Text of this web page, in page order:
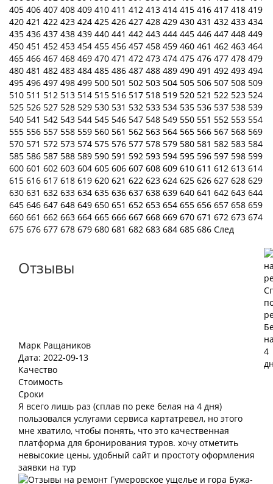
405 406 407 408 409 410 411 412 413 414 415 416 417 418 419
420 421 422 423 424 425 426 427 428 429 430 431 432 433 434
435 436 437 438 439 440 441 442 443 444 445 446 447 448 449
450 451 452 453 454 455 456 457 458 459 460 461 462 463 464
465 466 467 468 469 470 471 472 473 474 475 476 477 478 479
480 481 482 483 484 485 486 487 488 489 490 491 492 493 494
495 496 497 498 499 500 501 502 503 504 505 506 507 508 509
510 511 512 513 514 515 516 517 518 519 520 521 522 523 524
525 526 527 528 529 530 531 532 533 534 535 536 537 538 539
540 541 542 543 544 545 546 547 548 549 550 551 552 553 554
555 556 557 558 559 560 561 562 563 564 565 566 567 568 569
570 571 572 573 574 575 576 577 578 579 580 581 582 583 584
585 586 587 588 589 590 591 592 593 594 595 596 597 598 599
600 601 602 603 604 605 606 607 608 609 610 611 612 613 614
615 616 617 618 619 620 621 622 623 624 625 626 627 628 629
630 631 632 633 634 635 636 637 638 639 640 641 642 643 644
645 646 647 648 649 650 651 652 653 654 655 656 657 658 659
660 661 662 663 664 665 666 667 668 669 670 671 672 673 674
675 676 677 678 679 680 681 682 683 684 685 686 След
Отзывы
Марк Ращаников
Дата: 2022-09-13
Качество
Стоимость
Сроки
Я всего лишь раз (сплав по реке белая на 4 дня)
пользовался услугами сервиса картатревел, но этого
мне хватило, чтобы понять, что это качественная
платформа для бронирования туров. хочу отметить
невысокие цены, удобный сайт и простоту оформления
заявки на тур